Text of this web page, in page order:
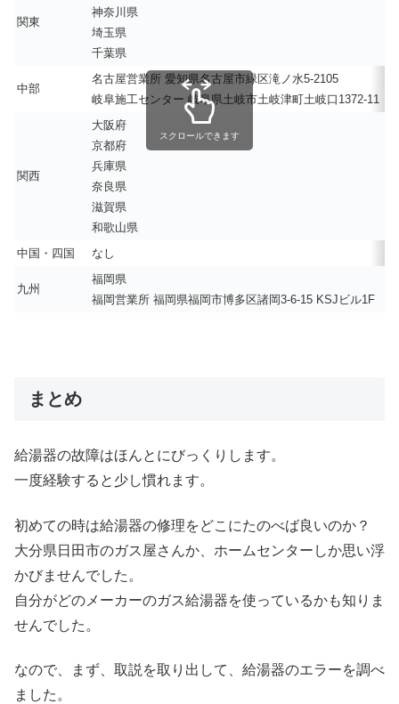
関東
神奈川県
埼玉県
千葉県
中部
名古屋営業所 愛知県名古屋市緑区滝ノ水5-2105
岐阜施工センター 岐阜県土岐市土岐津町土岐口1372-11
関西
大阪府
京都府
兵庫県
奈良県
滋賀県
和歌山県
中国・四国
なし
九州
福岡県
福岡営業所 福岡県福岡市博多区諸岡3-6-15 KSJビル1F
スクロールできます
まとめ
給湯器の故障はほんとにびっくりします。
一度経験すると少し慣れます。
初めての時は給湯器の修理をどこにたのべば良いのか？
大分県日田市のガス屋さんか、ホームセンターしか思い浮
かびませんでした。
自分がどのメーカーのガス給湯器を使っているかも知りま
せんでした。
なので、まず、取説を取り出して、給湯器のエラーを調べ
ました。